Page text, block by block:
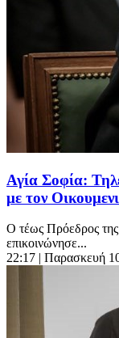
Αγία Σοφία:
με τον
Ο τέως Πρόεδρος
επικοινώνησε...
22:17 | Παρασκευή